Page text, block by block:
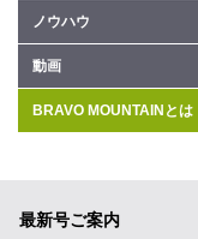
ノウハウ
動画
BRAVO MOUNTAINとは
最新号ご案内